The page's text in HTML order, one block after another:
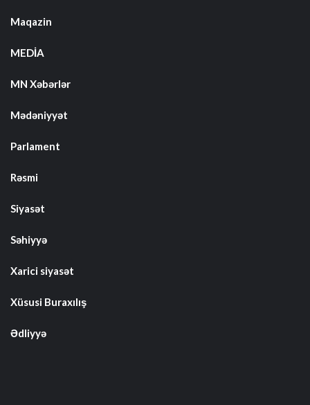
Maqazin
MEDİA
MN Xəbərlər
Mədəniyyət
Parlament
Rəsmi
Siyasət
Səhiyyə
Xarici siyasət
Xüsusi Buraxılış
Ədliyyə